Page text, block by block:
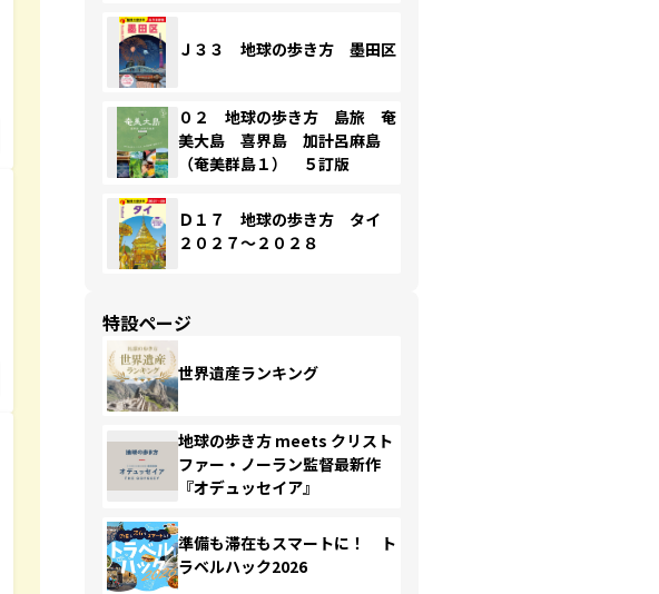
Ｊ３３ 地球の歩き方 墨田区
０２ 地球の歩き方 島旅 奄
美大島 喜界島 加計呂麻島
（奄美群島１） ５訂版
Ｄ１７ 地球の歩き方 タイ
２０２７～２０２８
特設ページ
世界遺産ランキング
地球の歩き方 meets クリスト
ファー・ノーラン監督最新作
『オデュッセイア』
準備も滞在もスマートに！ ト
ラベルハック2026